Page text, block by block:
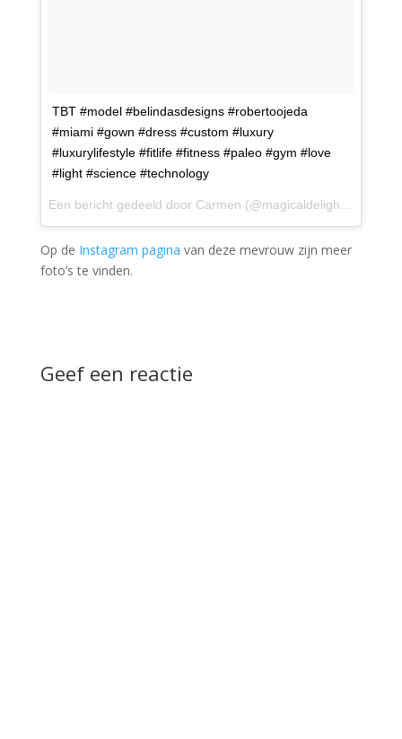
TBT #model #belindasdesigns #robertoojeda
#miami #gown #dress #custom #luxury
#luxurylifestyle #fitlife #fitness #paleo #gym #love
#light #science #technology
Een bericht gedeeld door Carmen (@magicaldelight) op
Op de Instagram pagina van deze mevrouw zijn meer
foto’s te vinden.
Geef een reactie